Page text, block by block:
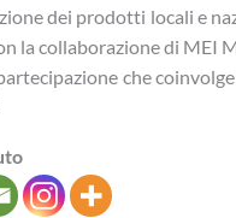
dei prodotti locali e
la collaborazione di MEI
che